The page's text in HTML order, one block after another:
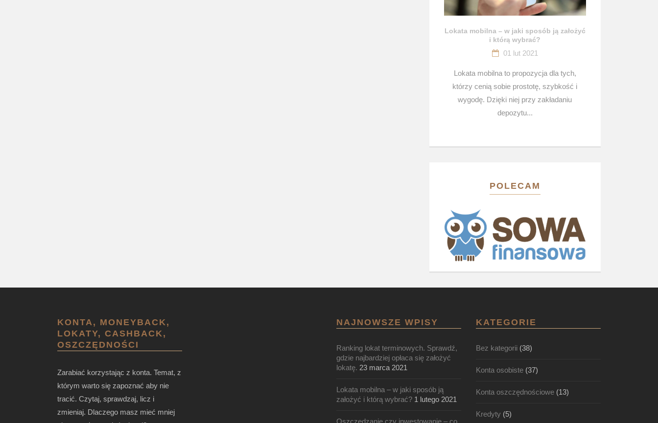
Lokata mobilna – w jaki sposób ją założyć
i którą wybrać?
01 lut 2021
Lokata mobilna to propozycja dla tych,
którzy cenią sobie prostotę, szybkość i
wygodę. Dzięki niej przy zakładaniu
depozytu...
POLECAM
KONTA, MONEYBACK,
LOKATY, CASHBACK,
OSZCZĘDNOŚCI
Zarabiać korzystając z konta. Temat, z
którym warto się zapoznać aby nie
tracić. Czytaj, sprawdzaj, licz i
zmieniaj. Dlaczego masz mieć mniej
NAJNOWSZE WPISY
Ranking lokat terminowych. Sprawdź,
gdzie najbardziej opłaca się założyć
lokatę. 23 marca 2021
Lokata mobilna – w jaki sposób ją
założyć i którą wybrać? 1 lutego 2021
KATEGORIE
Bez kategorii (38)
Konta osobiste (37)
Konta oszczędnościowe (13)
Kredyty (5)